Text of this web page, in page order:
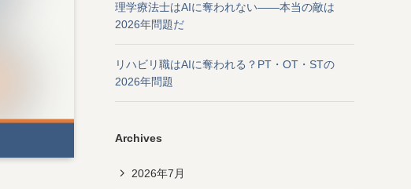
理学療法士はAIに奪われない——本当の敵は
2026年問題だ
リハビリ職はAIに奪われる？PT・OT・STの
2026年問題
Archives
2026年7月